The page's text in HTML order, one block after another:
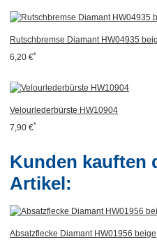
Rutschbremse Diamant HW04935
6,20 €*
Velourlederbürste HW10904
7,90 €*
Kunden kauften
Artikel:
Absatzflecke Diamant HW01956